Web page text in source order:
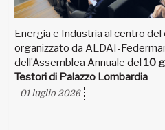
Energia e Industria al centro
organizzato da ALDAI-
dell’Assemblea Annuale del 10
Testori di Palazzo Lombardia
01 luglio 2026